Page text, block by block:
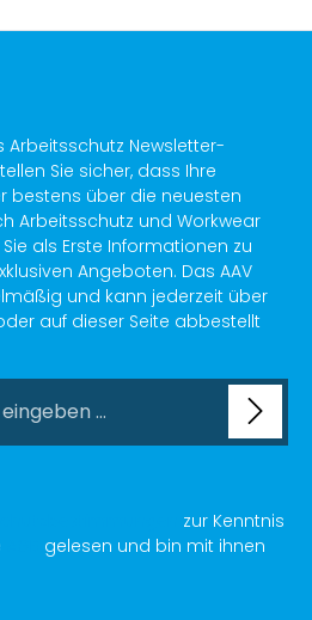
Arbeitsschutz Newsletter-
Sie sicher, dass Ihre
bestens über die neuesten
Arbeitsschutz und Workwear
als Erste Informationen zu
Angeboten. Das AAV
und kann jederzeit über
auf dieser Seite abbestellt
zur Kenntnis
gelesen und bin mit ihnen